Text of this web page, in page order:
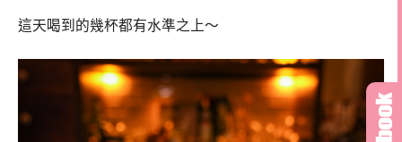
這天喝到的幾杯都有水準之上～